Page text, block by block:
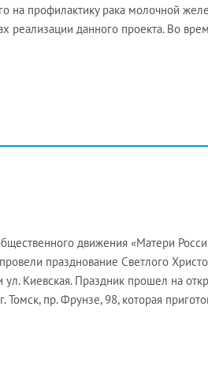
на профилактику рака молочной
реализации данного проекта. Во
движения «Матери
празднование Светлого
Киевская. Праздник прошел на
пр. Фрунзе, 98, которая